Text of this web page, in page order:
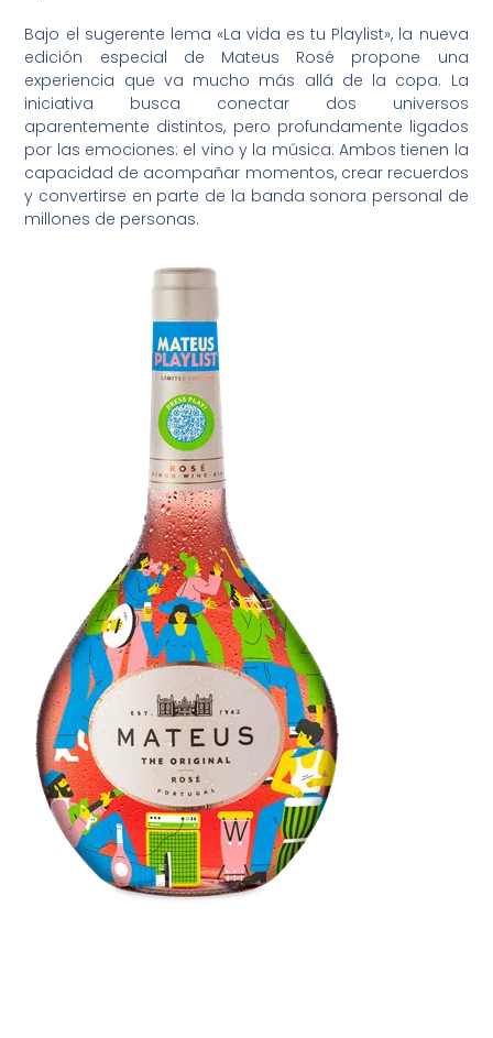
Bajo el sugerente lema «La vida es tu Playlist», la nueva
edición especial de Mateus Rosé propone una
experiencia que va mucho más allá de la copa. La
iniciativa busca conectar dos universos
aparentemente distintos, pero profundamente ligados
por las emociones: el vino y la música. Ambos tienen la
capacidad de acompañar momentos, crear recuerdos
y convertirse en parte de la banda sonora personal de
millones de personas.